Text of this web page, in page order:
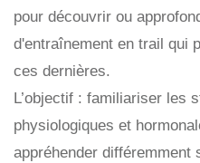
pour découvrir ou
d'entraînement en trail qui
ces dernières.
L’objectif : familiariser les
physiologiques et
appréhender différemment